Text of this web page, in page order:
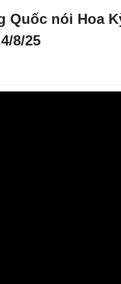
Quốc nói Hoa
8/25